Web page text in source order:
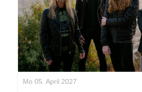
Mo 05. April 2027